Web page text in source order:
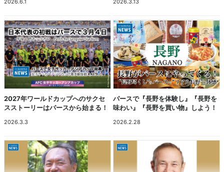
2026.6.1 2026.3.13
2027年ワールドカップへのサクセ
スストーリーはパースから始まる！
2026.3.3
パースで『長野を体験し』『長野を
味わい』『長野を買い物』しよう！
2026.2.28